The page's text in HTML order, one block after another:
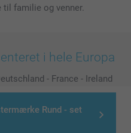
Rund - set
til familie og venner.
i hele Europa
- France - Ireland
- Schweiz - Suisse -
United Kingdom